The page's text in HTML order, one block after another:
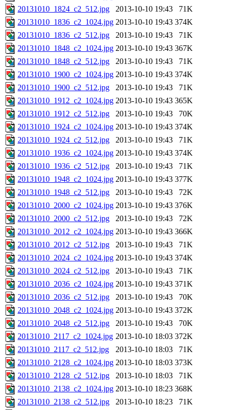
20131010_1824_c2_512.jpg
2013-10-10 19:43
71K
20131010_1836_c2_1024.jpg 2013-10-10 19:43 374K
20131010_1836_c2_512.jpg
2013-10-10 19:43
71K
20131010_1848_c2_1024.jpg 2013-10-10 19:43 367K
20131010_1848_c2_512.jpg
2013-10-10 19:43
71K
20131010_1900_c2_1024.jpg 2013-10-10 19:43 374K
20131010_1900_c2_512.jpg
2013-10-10 19:43
71K
20131010_1912_c2_1024.jpg 2013-10-10 19:43 365K
20131010_1912_c2_512.jpg
2013-10-10 19:43
70K
20131010_1924_c2_1024.jpg 2013-10-10 19:43 374K
20131010_1924_c2_512.jpg
2013-10-10 19:43
71K
20131010_1936_c2_1024.jpg 2013-10-10 19:43 374K
20131010_1936_c2_512.jpg
2013-10-10 19:43
71K
20131010_1948_c2_1024.jpg 2013-10-10 19:43 377K
20131010_1948_c2_512.jpg
2013-10-10 19:43
72K
20131010_2000_c2_1024.jpg 2013-10-10 19:43 376K
20131010_2000_c2_512.jpg
2013-10-10 19:43
72K
20131010_2012_c2_1024.jpg 2013-10-10 19:43 366K
20131010_2012_c2_512.jpg
2013-10-10 19:43
71K
20131010_2024_c2_1024.jpg 2013-10-10 19:43 374K
20131010_2024_c2_512.jpg
2013-10-10 19:43
71K
20131010_2036_c2_1024.jpg 2013-10-10 19:43 371K
20131010_2036_c2_512.jpg
2013-10-10 19:43
70K
20131010_2048_c2_1024.jpg 2013-10-10 19:43 372K
20131010_2048_c2_512.jpg
2013-10-10 19:43
70K
20131010_2117_c2_1024.jpg 2013-10-10 18:03 372K
20131010_2117_c2_512.jpg
2013-10-10 18:03
71K
20131010_2128_c2_1024.jpg 2013-10-10 18:03 373K
20131010_2128_c2_512.jpg
2013-10-10 18:03
71K
20131010_2138_c2_1024.jpg 2013-10-10 18:23 368K
20131010_2138_c2_512.jpg
2013-10-10 18:23
71K